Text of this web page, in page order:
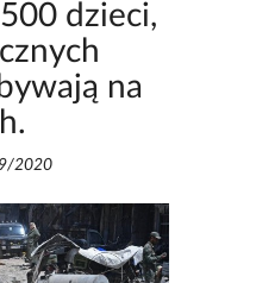
dzieci,
na
2020